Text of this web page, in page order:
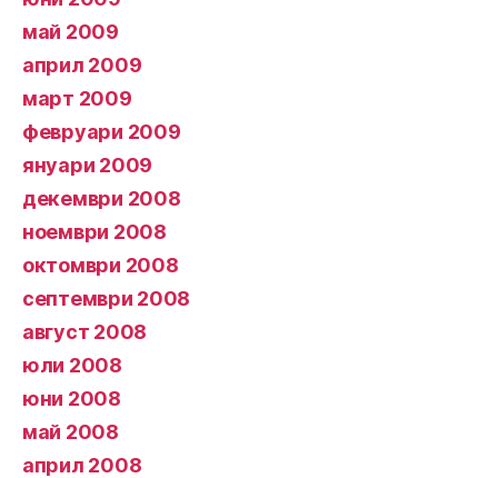
май 2009
април 2009
март 2009
февруари 2009
януари 2009
декември 2008
ноември 2008
октомври 2008
септември 2008
август 2008
юли 2008
юни 2008
май 2008
април 2008